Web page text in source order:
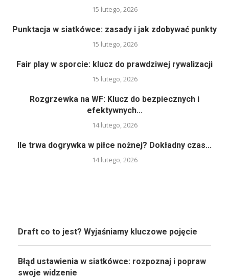
15 lutego, 2026
Punktacja w siatkówce: zasady i jak zdobywać punkty
15 lutego, 2026
Fair play w sporcie: klucz do prawdziwej rywalizacji
15 lutego, 2026
Rozgrzewka na WF: Klucz do bezpiecznych i
efektywnych...
14 lutego, 2026
Ile trwa dogrywka w piłce nożnej? Dokładny czas...
14 lutego, 2026
Draft co to jest? Wyjaśniamy kluczowe pojęcie
Błąd ustawienia w siatkówce: rozpoznaj i popraw
swoje widzenie